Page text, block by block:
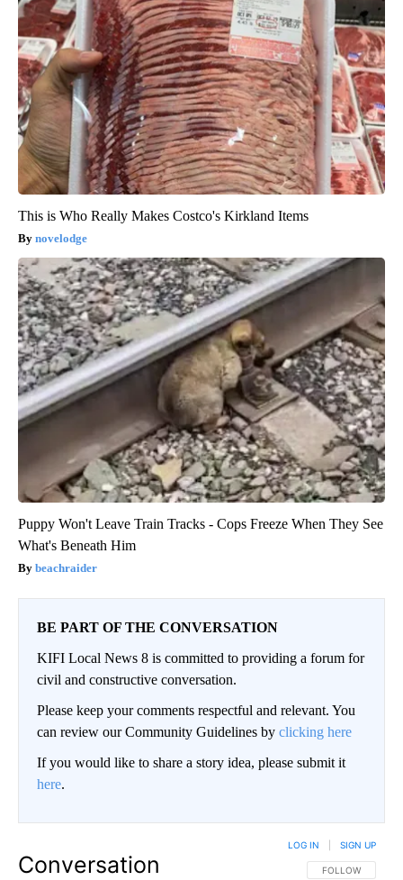
This is Who Really Makes Costco's Kirkland Items
novelodge
Puppy Won't Leave Train Tracks - Cops Freeze When They See
What's Beneath Him
beachraider
BE PART OF THE CONVERSATION
KIFI Local News 8 is committed to providing a forum for
civil and constructive conversation.
Please keep your comments respectful and relevant. You
can review our Community Guidelines by clicking here
If you would like to share a story idea, please submit it
here.
Conversation FOLLOW THIS
FOLLOW
LOG IN SIGN UP